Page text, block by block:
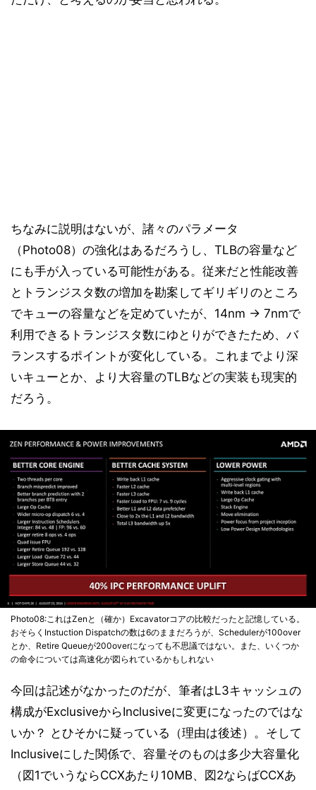
ちなみに説明はないが、諸々のパラメータ
（Photo08）の強化はあるだろうし、TLBの容量など
にも手が入っている可能性がある。従来だと性能改善
とトランジスタ数の増加を勘案してギリギリのところ
でキューの容量などを定めていたが、14nm → 7nmで
利用できるトランジスタ数にゆとりができたため、バ
ランスするポイントが変化している。これまでより深
いキューとか、より大容量のTLBなどの実装も現実的
だろう。
Photo08:これはZenと（確か）Excavatorコアの比較だったと記憶している。
おそらくInstuction Dispatchの数は6のままだろうが、Schedulerが100over
とか、Retire Queueが200overになっても不思議ではない。また、いくつか
の命令については高速化が図られているかもしれない
今回は記述がなかったのだが、筆者はL3キャッシュの
構成がExclusiveからInclusiveに変更になったのではな
いか？ とひそかに疑っている（理由は後述）。そして
Inclusiveにした関係で、容量そのものは多少大容量化
（図1でいうならCCXあたり10MB、図2ならばCCXあ